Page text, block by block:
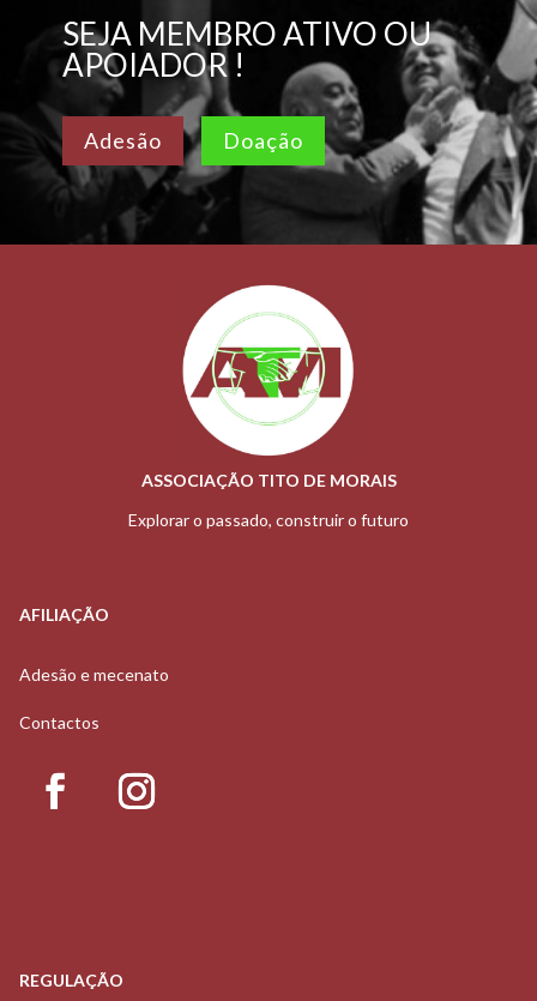
SEJA MEMBRO ATIVO OU
APOIADOR !
Adesão Doação
ASSOCIAÇÃO TITO DE MORAIS
Explorar o passado, construir o futuro
AFILIAÇÃO
Adesão e mecenato
Contactos
REGULAÇÃO